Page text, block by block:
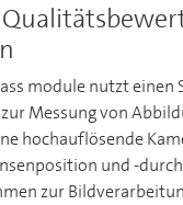
module nutzt
Messung von
hochauflösende
und -
zur